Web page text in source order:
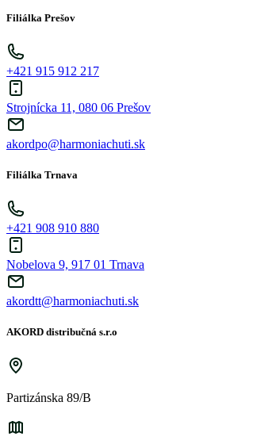
Filiálka Prešov
+421 915 912 217
Strojnícka 11, 080 06 Prešov
akordpo@harmoniachuti.sk
Filiálka Trnava
+421 908 910 880
Nobelova 9, 917 01 Trnava
akordtt@harmoniachuti.sk
AKORD distribučná s.r.o
Partizánska 89/B